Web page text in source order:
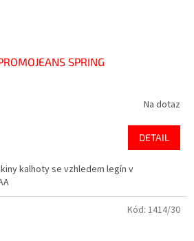
SPRING
Na dotaz
DETAIL
kalhoty se vzhledem legín v
Kód: 1414/30